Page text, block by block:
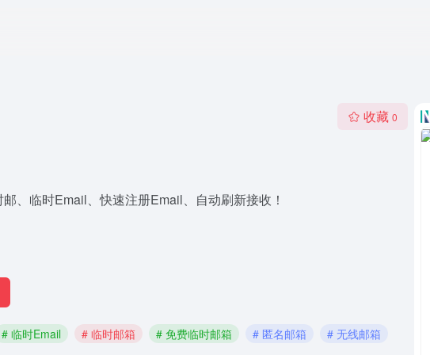
收藏 0
、临时Email、快速注册Email、自动刷新接收！
# 临时Email # 临时邮箱 # 免费临时邮箱 # 匿名邮箱
# 无线邮箱